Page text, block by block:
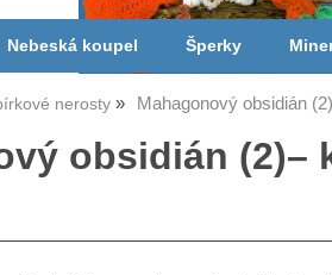
Nebeská koupel Šperky
nerosty Mahagonový obsidián (2)
obsidián (2)–